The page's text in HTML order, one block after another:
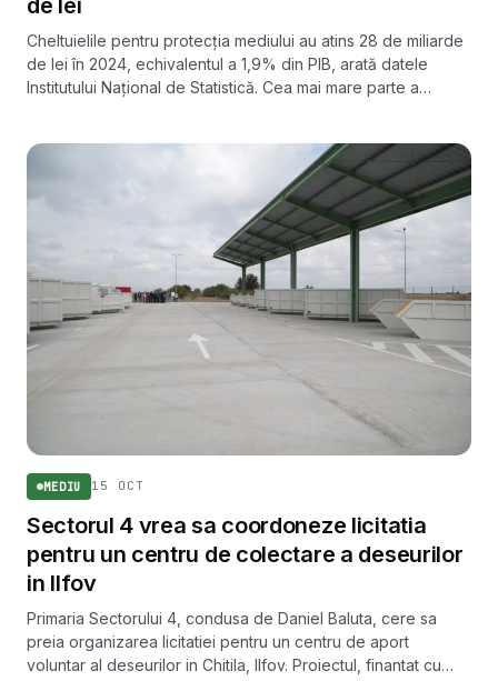
de lei
Cheltuielile pentru protecția mediului au atins 28 de miliarde
de lei în 2024, echivalentul a 1,9% din PIB, arată datele
Institutului Național de Statistică. Cea mai mare parte a
MEDIU 15 OCT
Sectorul 4 vrea sa coordoneze licitatia
pentru un centru de colectare a deseurilor
in Ilfov
Primaria Sectorului 4, condusa de Daniel Baluta, cere sa
preia organizarea licitatiei pentru un centru de aport
voluntar al deseurilor in Chitila, Ilfov. Proiectul, finantat cu